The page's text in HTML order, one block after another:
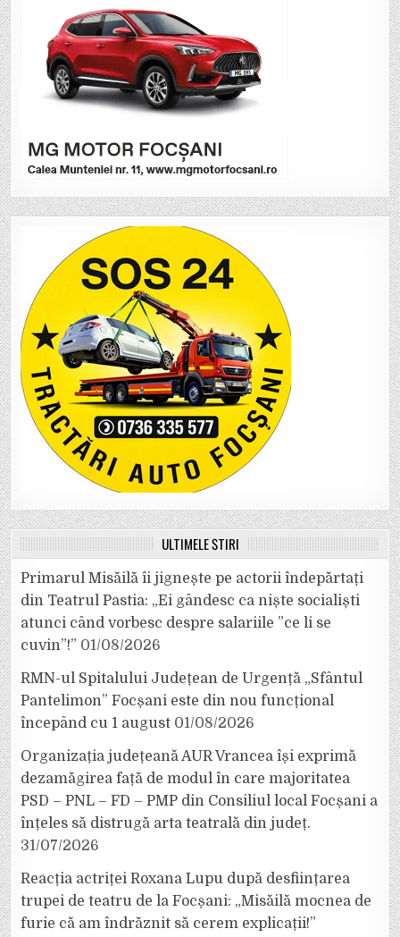
ULTIMELE ȘTIRI
Primarul Misăilă îi jignește pe actorii îndepărtați
din Teatrul Pastia: „Ei gândesc ca niște socialiști
atunci când vorbesc despre salariile ”ce li se
cuvin”!” 01/08/2026
RMN-ul Spitalului Județean de Urgență „Sfântul
Pantelimon” Focșani este din nou funcțional
începând cu 1 august 01/08/2026
Organizația județeană AUR Vrancea își exprimă
dezamăgirea față de modul în care majoritatea
PSD – PNL – FD – PMP din Consiliul local Focșani a
înțeles să distrugă arta teatrală din județ.
31/07/2026
Reacția actriței Roxana Lupu după desființarea
trupei de teatru de la Focșani: „Misăilă mocnea de
furie că am îndrăznit să cerem explicații!”